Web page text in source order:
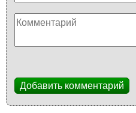
Добавить комментарий